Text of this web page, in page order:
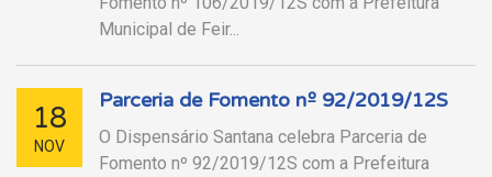
Municipal de Feir...
18
NOV
Parceria de Fomento nº 92/2019/12S
O Dispensário Santana celebra Parceria de
Fomento nº 92/2019/12S com a Prefeitura